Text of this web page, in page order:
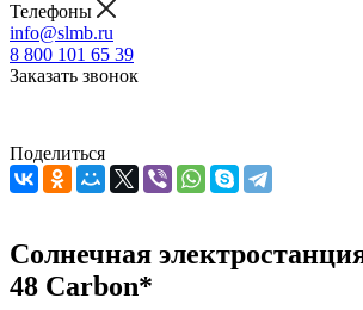
Телефоны
info@slmb.ru
8 800 101 65 39
Заказать звонок
Поделиться
Солнечная
48 Carbon*